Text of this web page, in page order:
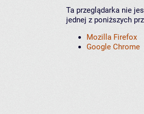
Ta przeglądarka nie
jednej z poniższych
Mozilla Firefox
Google Chrome